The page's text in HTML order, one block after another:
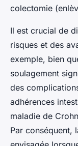
colectomie
Il est crucial de
risques et des
exemple, bien
soulagement
des
adhérences
maladie de
Par conséquent,